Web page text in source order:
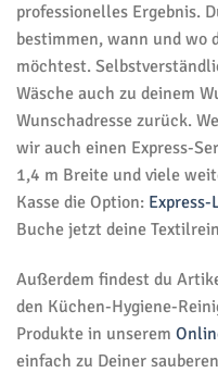
professionelles Ergebnis.
bestimmen, wann und wo
möchtest.
Wäsche auch zu deinem
Wunschadresse zurück.
wir auch einen Express-
1,4 m Breite und viele
Kasse die Option:
Buche jetzt deine
Außerdem findest du
den Küchen-Hygiene-
Produkte in unserem
einfach zu Deiner